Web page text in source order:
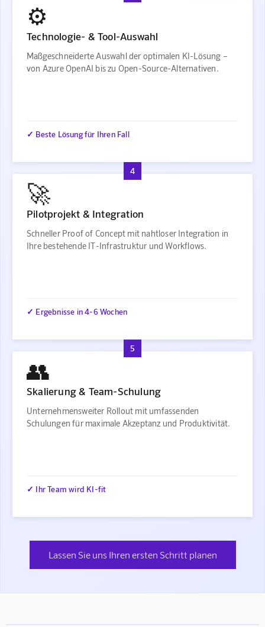
⚙️
Technologie- & Tool-Auswahl
Maßgeschneiderte Auswahl der optimalen KI-Lösung –
von Azure OpenAI bis zu Open-Source-Alternativen.
✓ Beste Lösung für Ihren Fall
4
🚀
Pilotprojekt & Integration
Schneller Proof of Concept mit nahtloser Integration in
Ihre bestehende IT-Infrastruktur und Workflows.
✓ Ergebnisse in 4-6 Wochen
5
👥
Skalierung & Team-Schulung
Unternehmensweiter Rollout mit umfassenden
Schulungen für maximale Akzeptanz und Produktivität.
✓ Ihr Team wird KI-fit
Lassen Sie uns Ihren ersten Schritt planen